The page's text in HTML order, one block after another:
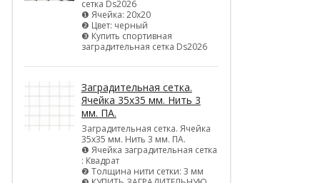
сетка Ds2026
❶ Ячейка: 20х20
❷ Цвет: черный
❸ Купить спортивная
заградительная сетка Ds2026
Заградительная сетка.
Ячейка 35х35 мм. Нить 3
мм. ПА.
Заградительная сетка. Ячейка
35х35 мм. Нить 3 мм. ПА.
❶ Ячейка заградительная сетка
: Квадрат
❷ Толщина нити сетки: 3 мм